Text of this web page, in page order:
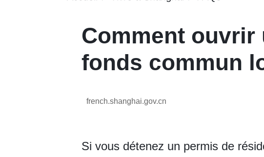
Comment ouvrir
fonds commun
french.shanghai.gov.cn
Si vous détenez un permis de